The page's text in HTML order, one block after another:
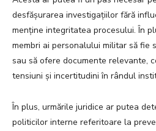
desfășurarea investigațiilor fără
menține integritatea procesului. În
membri ai personalului militar să fie
sau să ofere documente relevante,
tensiuni și incertitudini în rândul
În plus, urmările juridice ar putea
politicilor interne referitoare la